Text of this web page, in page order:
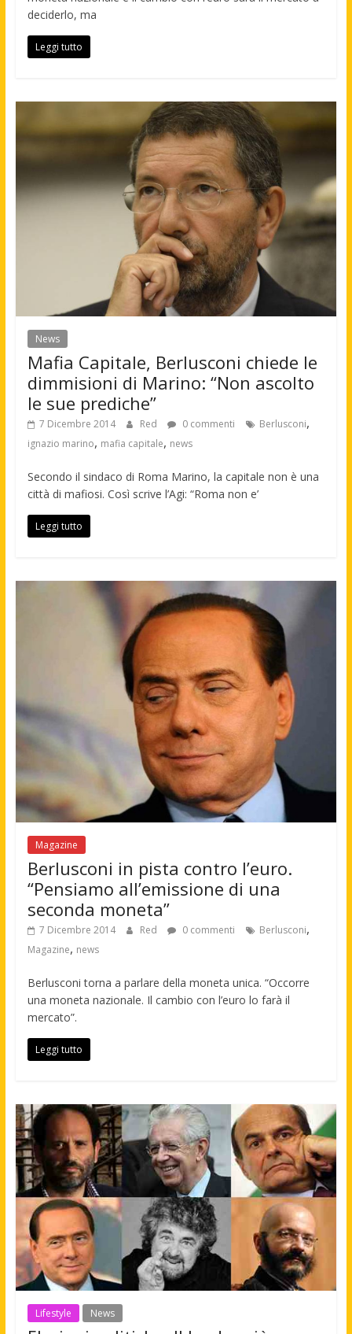
deciderlo, ma
Leggi tutto
News
Mafia Capitale, Berlusconi chiede le
dimmisioni di Marino: “Non ascolto
le sue prediche”
7 Dicembre 2014 Red 0 commenti Berlusconi,
ignazio marino, mafia capitale, news
Secondo il sindaco di Roma Marino, la capitale non è una
città di mafiosi. Così scrive l’Agi: “Roma non e’
Leggi tutto
Magazine
Berlusconi in pista contro l’euro.
“Pensiamo all’emissione di una
seconda moneta”
7 Dicembre 2014 Red 0 commenti Berlusconi,
Magazine, news
Berlusconi torna a parlare della moneta unica. “Occorre
una moneta nazionale. Il cambio con l’euro lo farà il
mercato”.
Leggi tutto
Lifestyle News